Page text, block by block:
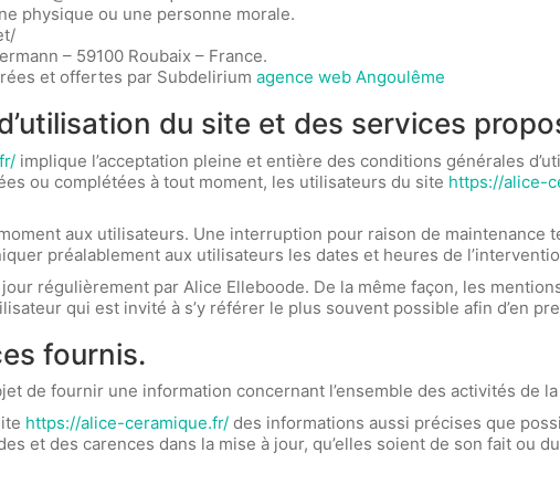
physique ou une personne morale.
– 59100 Roubaix – France.
et offertes par Subdelirium agence web Angoulême
du site et des services
implique l’acceptation pleine et entière des conditions générales
ou complétées à tout moment, les utilisateurs du site https://alice-
aux utilisateurs. Une interruption pour raison de
préalablement aux utilisateurs les dates et heures de
régulièrement par Alice Elleboode. De la même façon, les
qui est invité à s’y référer le plus souvent possible afin d’en
fournis.
de fournir une information concernant l’ensemble des activités de
https://alice-ceramique.fr/ des informations aussi précises que
et des carences dans la mise à jour, qu’elles soient de son fait ou